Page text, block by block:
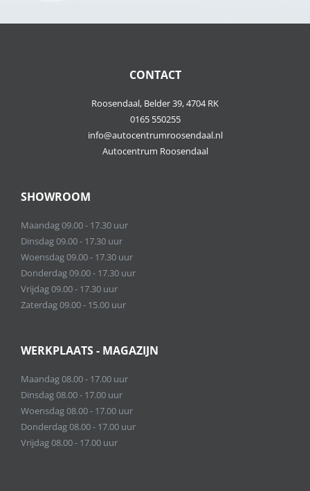
CONTACT
Roosendaal, Belder 39, 4704 RK
0165 550255
info@autocentrumroosendaal.nl
Autocentrum Roosendaal
SHOWROOM
Maandag 09.00 - 17.30 uur
Dinsdag 09.00 - 17.30 uur
Woensdag 09.00 - 17.30 uur
Donderdag 09.00 - 17.30 uur
Vrijdag 09.00 - 17.30 uur
Zaterdag 09.00 - 15.00 uur
WERKPLAATS - MAGAZIJN
Maandag 08.00 - 17.00 uur
Dinsdag 08.00 - 17.00 uur
Woensdag 08.00 - 17.00 uur
Donderdag 08.00 - 17.00 uur
Vrijdag 08.00 - 17.00 uur